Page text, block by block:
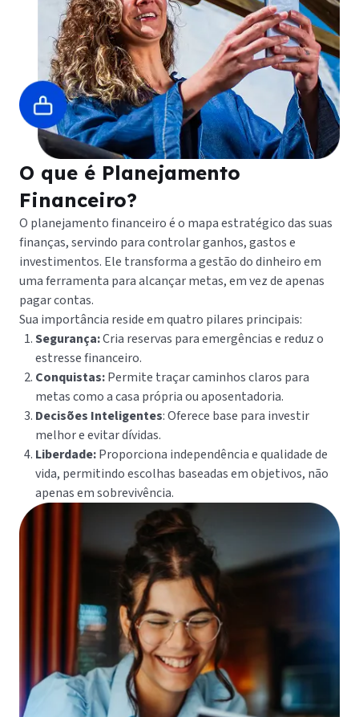
O que é Planejamento
Financeiro?
O planejamento financeiro é o mapa estratégico das suas
finanças, servindo para controlar ganhos, gastos e
investimentos. Ele transforma a gestão do dinheiro em
uma ferramenta para alcançar metas, em vez de apenas
pagar contas.
Sua importância reside em quatro pilares principais:
Segurança:Cria reservas para emergências e reduz o
estresse financeiro.
Conquistas:Permite traçar caminhos claros para
metas como a casa própria ou aposentadoria.
Decisões Inteligentes: Oferece base para investir
melhor e evitar dívidas.
Liberdade:Proporciona independência e qualidade de
vida, permitindo escolhas baseadas em objetivos, não
apenas em sobrevivência.